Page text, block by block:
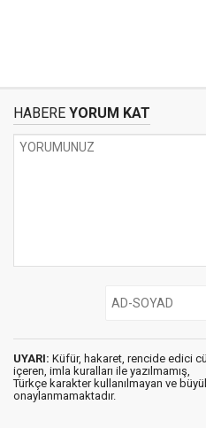
HABERE YORUM KAT
UYARI: Küfür, hakaret, rencide edici
içeren, imla kuralları ile yazılmamış,
Türkçe karakter kullanılmayan ve
onaylanmamaktadır.